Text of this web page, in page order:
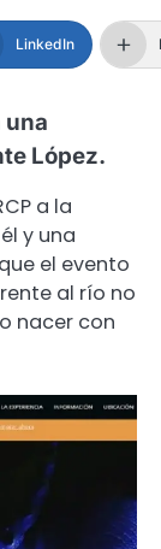
LinkedIn
una
López.
a la
y una
el evento
al río no
nacer con